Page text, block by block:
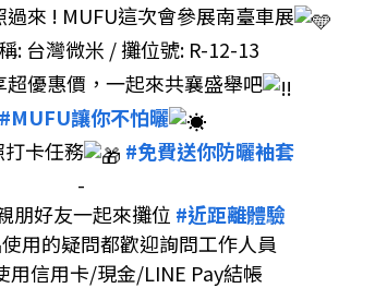
來 ! MUFU這次會參展南臺車展
: 台灣微米 / 攤位號: R-12-13
優惠價，一起來共襄盛舉吧
#MUFU讓你不怕曬
卡任務
#免費送你防曬袖套
-
朋好友一起來攤位 #近距離體驗
用的疑問都歡迎詢問工作人員
用信用卡/現金/LINE Pay結帳